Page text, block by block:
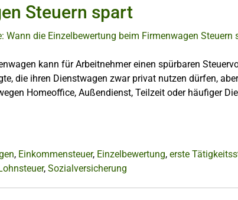
Steuern spart
kann für Arbeitnehmer einen spürbaren
die ihren Dienstwagen zwar privat nutzen dürfen,
Homeoffice, Außendienst, Teilzeit oder häufiger
, Einkommensteuer, Einzelbewertung, erste
, Sozialversicherung